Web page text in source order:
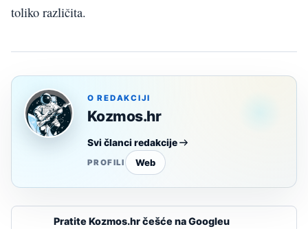
toliko različita.
O REDAKCIJI
Kozmos.hr
Svi članci redakcije
PROFILI Web
Pratite Kozmos.hr češće na Googleu